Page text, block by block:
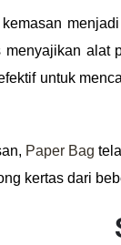
untuk
Paper Bag
kertas dari